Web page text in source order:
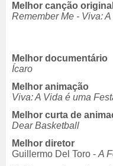
Melhor canção original
Remember Me - Viva:
Melhor documentário
Ícaro
Melhor animação
Viva: A Vida é uma
Melhor curta de
Dear Basketball
Melhor diretor
Guillermo Del Toro - A